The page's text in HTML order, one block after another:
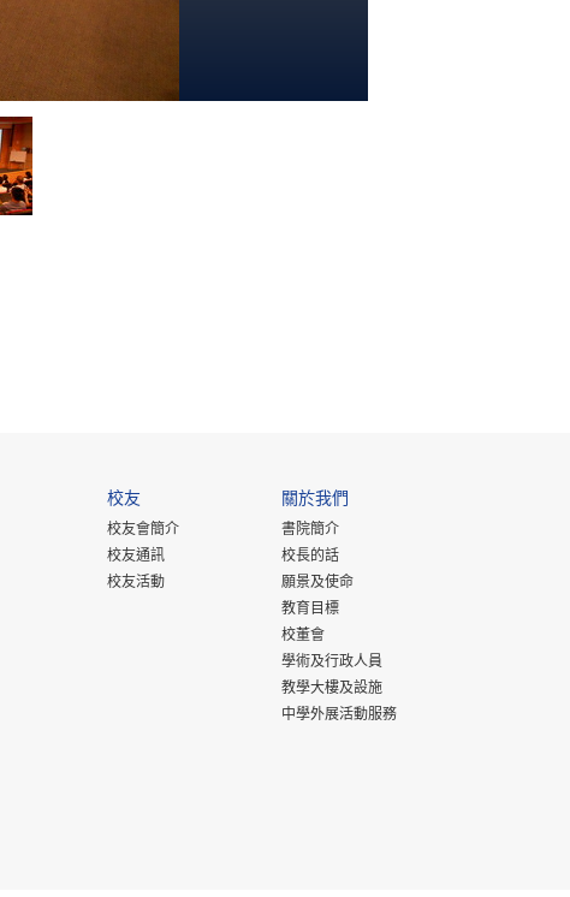
校友
校友會簡介
校友通訊
校友活動
關於我們
書院簡介
校長的話
願景及使命
教育目標
校董會
學術及行政人員
教學大樓及設施
中學外展活動服務